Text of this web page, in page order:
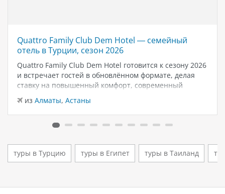
Quattro Family Club Dem Hotel — семейный
отель в Турции, сезон 2026
Quattro Family Club Dem Hotel готовится к сезону 2026
и встречает гостей в обновлённом формате, делая
ставку на повышенный комфорт, современный
дизайн и атмосферу спокойного семейного отдыха у
моря. Отель остаётся популярным выбором для тех,
кто ищет семейный отель в…
из Алматы, Астаны
туры в Турцию туры в Египет туры в Таиланд